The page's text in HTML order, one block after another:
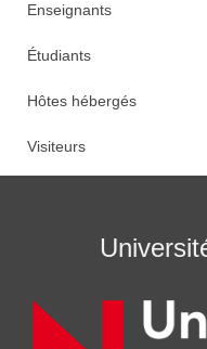
Enseignants
Étudiants
Hôtes hébergés
Visiteurs